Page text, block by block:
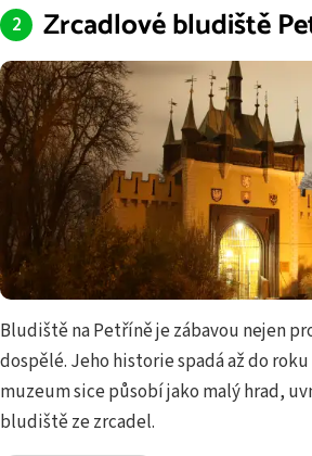
Zrcadlové bludiště
Bludiště na Petříně je zábavou nejen
dospělé. Jeho historie spadá až do roku
muzeum sice působí jako malý hrad,
bludiště ze zrcadel.